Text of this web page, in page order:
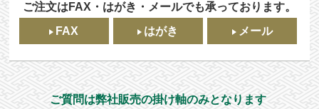
ご注文はFAX・はがき・メールでも承っております。
FAX
はがき メール
ご質問は弊社販売の掛け軸のみとなります